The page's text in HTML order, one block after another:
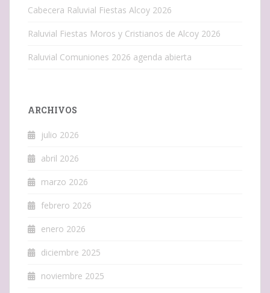
Cabecera Raluvial Fiestas Alcoy 2026
Raluvial Fiestas Moros y Cristianos de Alcoy 2026
Raluvial Comuniones 2026 agenda abierta
ARCHIVOS
julio 2026
abril 2026
marzo 2026
febrero 2026
enero 2026
diciembre 2025
noviembre 2025